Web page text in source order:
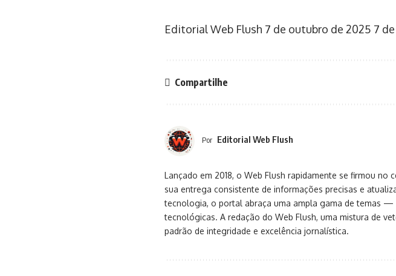
Editorial Web Flush 7 de outubro de 2025 7
Compartilhe
Por Editorial Web Flush
Lançado em 2018, o Web Flush rapidamente se firmou
sua entrega consistente de informações precisas e
tecnologia, o portal abraça uma ampla gama de temas
tecnológicas. A redação do Web Flush, uma mistura de
padrão de integridade e excelência jornalística.